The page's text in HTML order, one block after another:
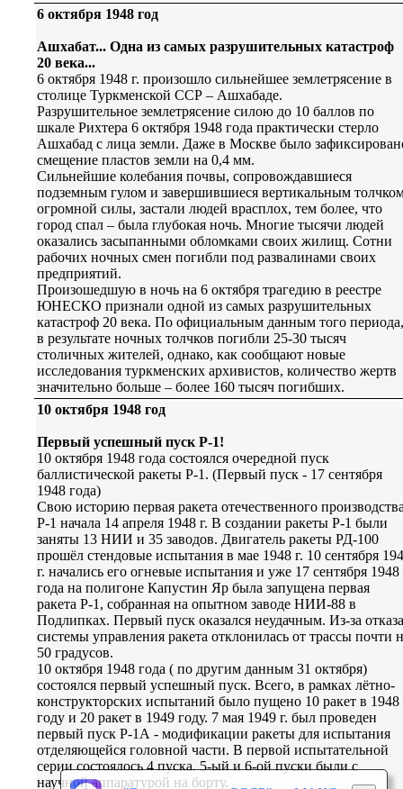
6 октября 1948 год
Ашхабат... Одна из самых разрушительных катастроф
20 века...
6 октября 1948 г. произошло сильнейшее землетрясение в
столице Туркменской ССР – Ашхабаде.
Разрушительное землетрясение силою до 10 баллов по
шкале Рихтера 6 октября 1948 года практически стерло
Ашхабад с лица земли. Даже в Москве было
смещение пластов земли на 0,4 мм.
Сильнейшие колебания почвы, сопровождавшиеся
подземным гулом и завершившиеся вертикальным
огромной силы, застали людей врасплох, тем более, что
город спал – была глубокая ночь. Многие тысячи людей
оказались засыпанными обломками своих жилищ. Сотни
рабочих ночных смен погибли под развалинами своих
предприятий.
Произошедшую в ночь на 6 октября трагедию в реестре
ЮНЕСКО признали одной из самых разрушительных
катастроф 20 века. По официальным данным того периода,
в результате ночных толчков погибли 25-30 тысяч
столичных жителей, однако, как сообщают новые
исследования туркменских архивистов, количество жертв
значительно больше – более 160 тысяч погибших.
10 октября 1948 год
Первый успешный пуск Р-1!
10 октября 1948 года состоялся очередной пуск
баллистической ракеты Р-1. (Первый пуск - 17 сентября
1948 года)
Cвою историю первая ракета отечественного
Р-1 начала 14 апреля 1948 г. В создании ракеты Р-1 были
заняты 13 НИИ и 35 заводов. Двигатель ракеты РД-100
прошёл стендовые испытания в мае 1948 г. 10 сентября
г. начались его огневые испытания и уже 17 сентября 1948
года на полигоне Капустин Яр была запущена первая
ракета Р-1, собранная на опытном заводе НИИ-88 в
Подлипках. Первый пуск оказался неудачным. Из-за отказа
системы управления ракета отклонилась от трассы почти
50 градусов.
10 октября 1948 года ( по другим данным 31 октября)
состоялся первый успешный пуск. Всего, в рамках лётно-
конструкторских испытаний было пущено 10 ракет в 1948
году и 20 ракет в 1949 году. 7 мая 1949 г. был проведен
первый пуск Р-1А - модификации ракеты для испытания
отделяющейся головной части. В первой испытательной
серии состоялось 4 пуска. 5-ый и 6-ой пуски были с
научной аппаратурой на борту.